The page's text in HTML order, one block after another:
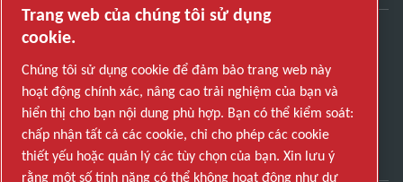
CONTACT US
Trang web của chúng tôi sử dụng
cookie.
Chúng tôi sử dụng cookie để đảm bảo trang web này
hoạt động chính xác, nâng cao trải nghiệm của bạn và
hiển thị cho bạn nội dung phù hợp. Bạn có thể kiểm soát:
chấp nhận tất cả các cookie, chỉ cho phép các cookie
thiết yếu hoặc quản lý các tùy chọn của bạn. Xin lưu ý
rằng một số tính năng có thể không hoạt động như dự